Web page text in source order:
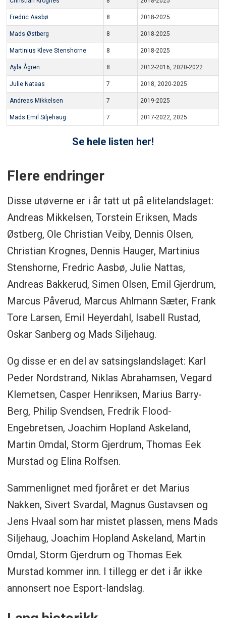
Fredric Aasbø 8 2018-2025
Mads Østberg 8 2018-2025
Martinius Kleve Stenshorne 8 2018-2025
Ayla Ågren 8 2012-2016, 2020-2022
Julie Nataas 7 2018, 2020-2025
Andreas Mikkelsen 7 2019-2025
Mads Emil Siljehaug 7 2017-2022, 2025
Se hele listen her!
Flere endringer
Disse utøverne er i år tatt ut på elitelandslaget:
Andreas Mikkelsen, Torstein Eriksen, Mads
Østberg, Ole Christian Veiby, Dennis Olsen,
Christian Krognes, Dennis Hauger, Martinius
Stenshorne, Fredric Aasbø, Julie Nattas,
Andreas Bakkerud, Simen Olsen, Emil Gjerdrum,
Marcus Påverud, Marcus Ahlmann Sæter, Frank
Tore Larsen, Emil Heyerdahl, Isabell Rustad,
Oskar Sanberg og Mads Siljehaug.
Og disse er en del av satsingslandslaget: Karl
Peder Nordstrand, Niklas Abrahamsen, Vegard
Klemetsen, Casper Henriksen, Marius Barry-
Berg, Philip Svendsen, Fredrik Flood-
Engebretsen, Joachim Hopland Askeland,
Martin Omdal, Storm Gjerdrum, Thomas Eek
Murstad og Elina Rolfsen.
Sammenlignet med fjoråret er det Marius
Nakken, Sivert Svardal, Magnus Gustavsen og
Jens Hvaal som har mistet plassen, mens Mads
Siljehaug, Joachim Hopland Askeland, Martin
Omdal, Storm Gjerdrum og Thomas Eek
Murstad kommer inn. I tillegg er det i år ikke
annonsert noe Esport-landslag.